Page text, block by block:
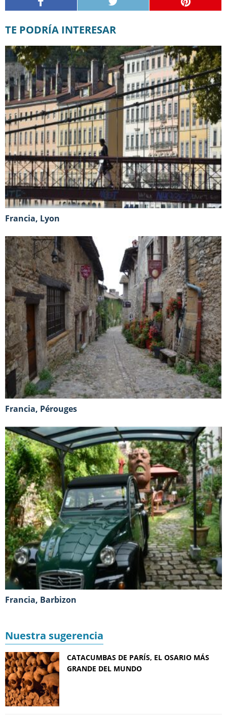
TE PODRÍA INTERESAR
Francia, Lyon
Francia, Pérouges
Francia, Barbizon
Nuestra sugerencia
CATACUMBAS DE PARÍS, EL OSARIO MÁS
GRANDE DEL MUNDO